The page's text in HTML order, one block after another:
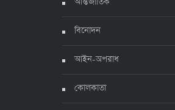
বিনোদন
আইন-অপরাধ
কোলকাতা